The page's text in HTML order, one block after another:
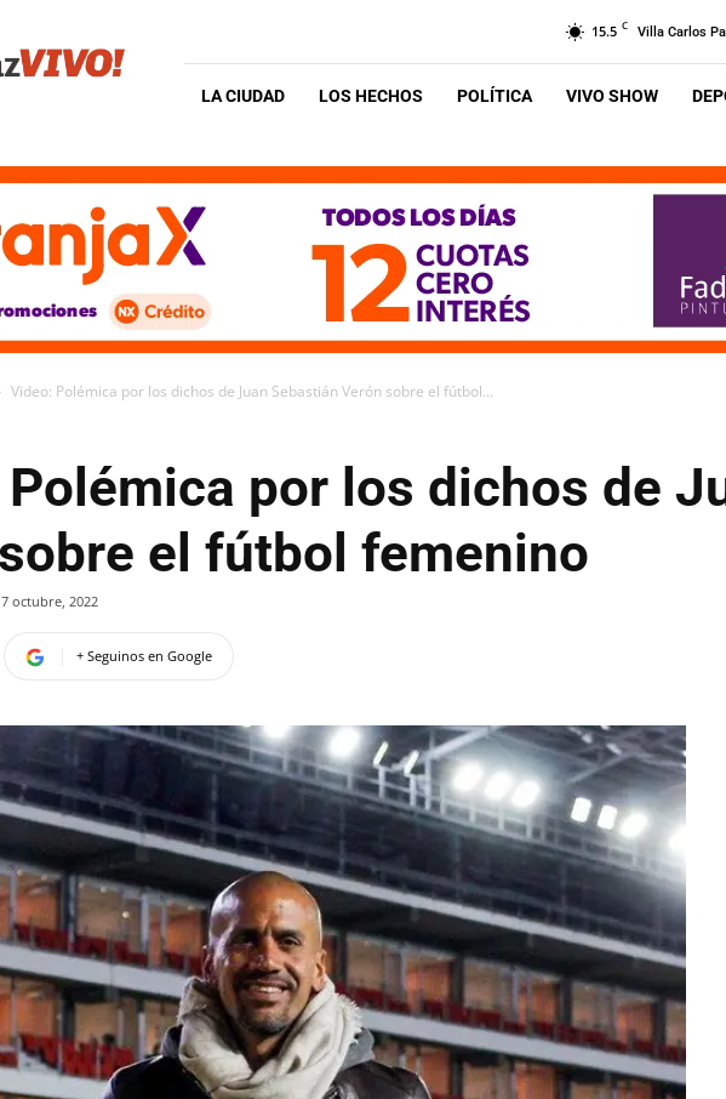
15.5 C Villa Carlos
LA CIUDAD LOS HECHOS POLÍTICA VIVO SHOW
Video: Polémica por los dichos de Juan Sebastián Verón sobre el fútbol...
por los dichos de
el fútbol femenino
octubre, 2022
+ Seguinos en Google